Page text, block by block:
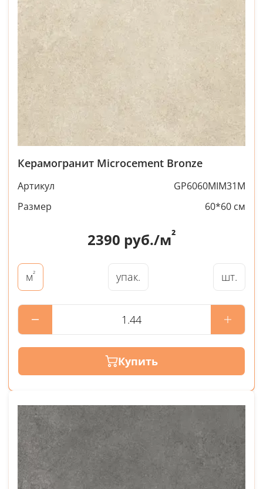
Керамогранит Microcement Bronze
Артикул
GP6060MIM31M
Размер
60*60 см
2390 руб./м²
м² упак. шт.
Купить